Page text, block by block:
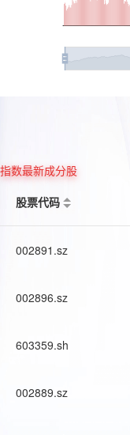
指数最新成分股
股票代码
002891.sz
002896.sz
603359.sh
002889.sz